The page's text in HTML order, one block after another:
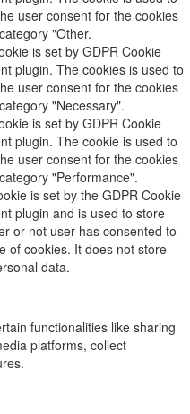
user consent for the cookies
"Other.
is set by GDPR Cookie
plugin. The cookies is used to
user consent for the cookies
"Necessary".
is set by GDPR Cookie
plugin. The cookie is used to
user consent for the cookies
"Performance".
is set by the GDPR Cookie
plugin and is used to store
or not user has consented to
of cookies. It does not store
data.
functionalities like sharing
platforms, collect